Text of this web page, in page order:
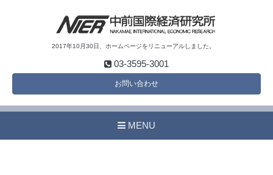
2017年10月30日、ホームページをリニューアルしました。
03-3595-3001
お問い合わせ
MENU